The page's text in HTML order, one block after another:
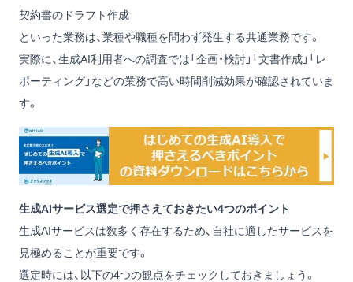
契約書のドラフト作成
といった業務は、業種や職種を問わず発生する共通業務です。
実際に、生成AI利用者への調査では「企画・検討」「文書作成」「レ
ポーティング」などの業務で高い時間削減効果が確認されていま
す。
生成AIサービス選定で押さえておきたい4つのポイント
生成AIサービスは数多く存在するため、自社に適したサービスを
見極めることが重要です。
選定時には、以下の4つの観点をチェックしておきましょう。